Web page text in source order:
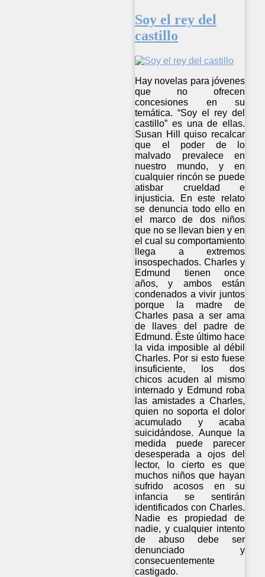
Soy el rey del
castillo
Hay novelas para jóvenes
que no ofrecen
concesiones en su
temática. “Soy el rey del
castillo” es una de ellas.
Susan Hill quiso recalcar
que el poder de lo
malvado prevalece en
nuestro mundo, y en
cualquier rincón se puede
atisbar crueldad e
injusticia. En este relato
se denuncia todo ello en
el marco de dos niños
que no se llevan bien y en
el cual su comportamiento
llega a extremos
insospechados. Charles y
Edmund tienen once
años, y ambos están
condenados a vivir juntos
porque la madre de
Charles pasa a ser ama
de llaves del padre de
Edmund. Éste último hace
la vida imposible al débil
Charles. Por si esto fuese
insuficiente, los dos
chicos acuden al mismo
internado y Edmund roba
las amistades a Charles,
quien no soporta el dolor
acumulado y acaba
suicidándose. Aunque la
medida puede parecer
desesperada a ojos del
lector, lo cierto es que
muchos niños que hayan
sufrido acosos en su
infancia se sentirán
identificados con Charles.
Nadie es propiedad de
nadie, y cualquier intento
de abuso debe ser
denunciado y
consecuentemente
castigado.